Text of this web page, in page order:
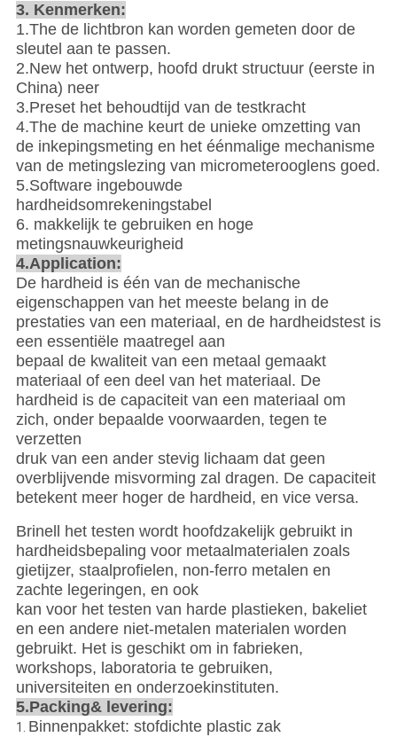
3. Kenmerken:
1.The de lichtbron kan worden gemeten door de
sleutel aan te passen.
2.New het ontwerp, hoofd drukt structuur (eerste in
China) neer
3.Preset het behoudtijd van de testkracht
4.The de machine keurt de unieke omzetting van
de inkepingsmeting en het éénmalige mechanisme
van de metingslezing van micrometerooglens goed.
5.Software ingebouwde
hardheidsomrekeningstabel
6. makkelijk te gebruiken en hoge
metingsnauwkeurigheid
4.Application:
De hardheid is één van de mechanische
eigenschappen van het meeste belang in de
prestaties van een materiaal, en de hardheidstest is
een essentiële maatregel aan
bepaal de kwaliteit van een metaal gemaakt
materiaal of een deel van het materiaal. De
hardheid is de capaciteit van een materiaal om
zich, onder bepaalde voorwaarden, tegen te
verzetten
druk van een ander stevig lichaam dat geen
overblijvende misvorming zal dragen. De capaciteit
betekent meer hoger de hardheid, en vice versa.
Brinell het testen wordt hoofdzakelijk gebruikt in
hardheidsbepaling voor metaalmaterialen zoals
gietijzer, staalprofielen, non-ferro metalen en
zachte legeringen, en ook
kan voor het testen van harde plastieken, bakeliet
en een andere niet-metalen materialen worden
gebruikt. Het is geschikt om in fabrieken,
workshops, laboratoria te gebruiken,
universiteiten en onderzoekinstituten.
5.Packing& levering:
1. Binnenpakket: stofdichte plastic zak